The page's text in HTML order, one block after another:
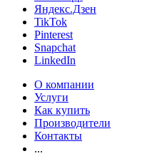
Яндекс.Дзен
TikTok
Pinterest
Snapchat
LinkedIn
О компании
Услуги
Как купить
Производители
Контакты
...